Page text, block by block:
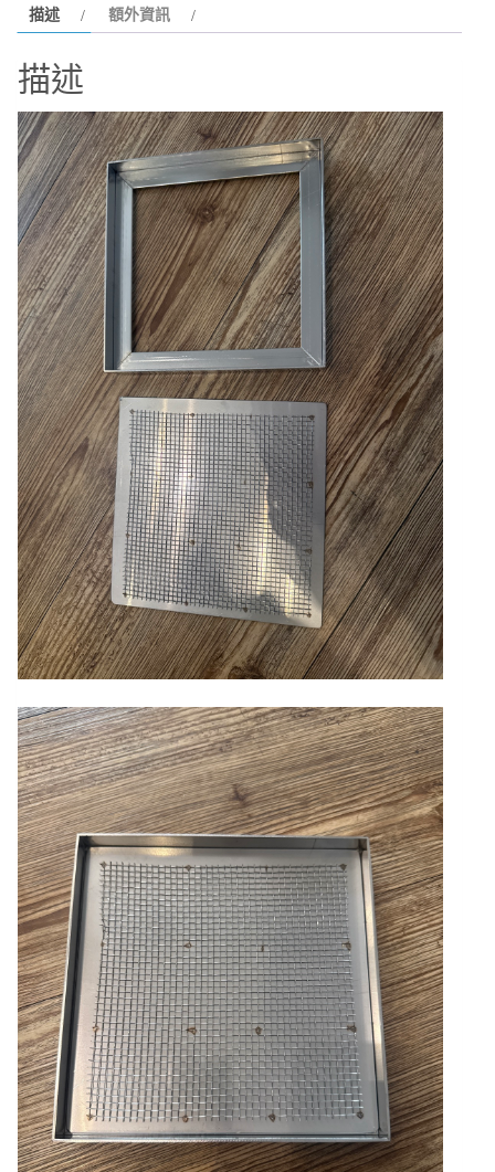
不
鋼
鐵
M-
041-
3
瓷
磚
型
浴
缸
維
修
孔
/
檢
修
口
/
數
量
描述 額外資訊
描述